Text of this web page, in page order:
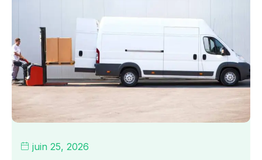
juin 25, 2026